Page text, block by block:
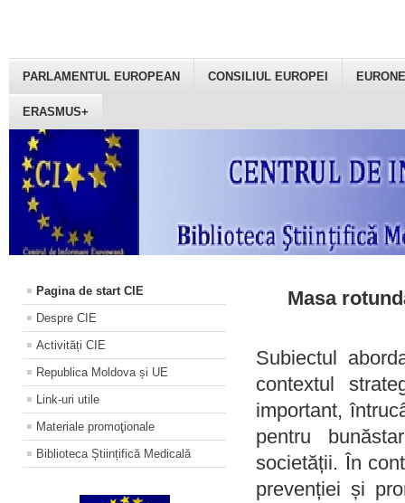
PARLAMENTUL EUROPEAN CONSILIUL EUROPEI
ERASMUS+
Pagina de start CIE
Despre CIE
Activități CIE
Republica Moldova și UE
Link-uri utile
Materiale promoţionale
Biblioteca Științifică Medicală
Masa
Subiectul
contextul
important,
pentru
societății. În
prevenției și